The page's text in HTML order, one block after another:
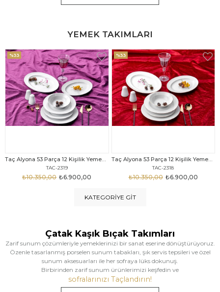
YEMEK TAKIMLARI
Taç Alyona 53 Parça 12 Kişilik Yemek Takımı Gold
TAC-2318
₺6.900,00
₺10.350,00
%33
Taç Eliza Alyona 53 Parça 12 Kişilik Yemek Takımı Platin
TAC-2316
₺9.499,00
₺12.669,00
%25
KATEGORIYE GIT
Çatak Kaşık Bıçak Takımları
Zarif sunum çözümleriyle yemeklerinizi bir sanat eserine dönüştürüyoruz.
Özenle tasarlanmış porselen sunum tabakları, şık servis tepsileri ve özel
sunum aksesuarları ile her sofraya lüks dokunuş.
Birbirinden zarif sunum ürünlerimizi keşfedin ve
sofralarınızı Taçlandırın!